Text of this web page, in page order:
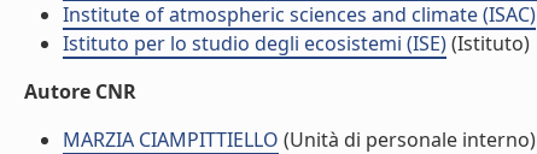
Institute of atmospheric sciences and climate (ISAC)
Istituto per lo studio degli ecosistemi (ISE)(Istituto)
Autore CNR
MARZIA CIAMPITTIELLO (Unità di personale interno)